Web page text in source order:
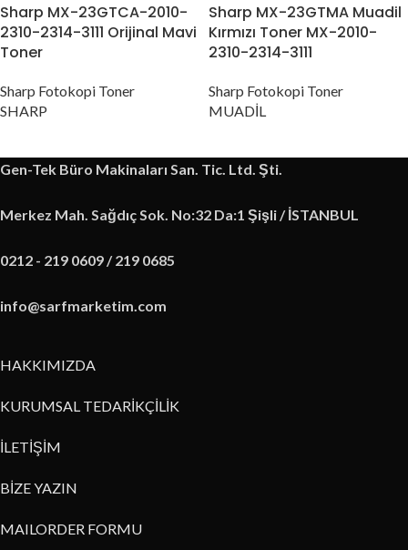
Sharp MX-23GTCA-2010-
2310-2314-3111 Orijinal Mavi
Toner
Sharp Fotokopi Toner
SHARP
Sharp MX-23GTMA Muadil
Kırmızı Toner MX-2010-
2310-2314-3111
Sharp Fotokopi Toner
MUADİL
Gen-Tek Büro Makinaları San. Tic. Ltd. Şti.
Merkez Mah. Sağdıç Sok. No:32 Da:1 Şişli / İSTANBUL
0212 - 219 0609 / 219 0685
info@sarfmarketim.com
HAKKIMIZDA
KURUMSAL TEDARİKÇİLİK
İLETİŞİM
BİZE YAZIN
MAILORDER FORMU